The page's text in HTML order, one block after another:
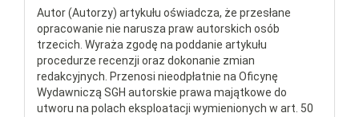
Autor (Autorzy) artykułu oświadcza, że przesłane
opracowanie nie narusza praw autorskich osób
trzecich. Wyraża zgodę na poddanie artykułu
procedurze recenzji oraz dokonanie zmian
redakcyjnych. Przenosi nieodpłatnie na Oficynę
Wydawniczą SGH autorskie prawa majątkowe do
utworu na polach eksploatacji wymienionych w art. 50